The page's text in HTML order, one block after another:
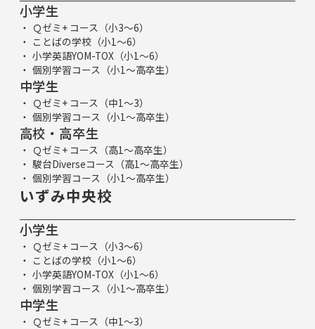
小学生
Ｑゼミ+ コース（小3～6）
ことばの学校（小1～6）
小学英語YOM-TOX（小1～6）
個別学習コース（小1～高卒生）
中学生
Ｑゼミ+ コース（中1～3）
個別学習コース（小1～高卒生）
高校・高卒生
Ｑゼミ+ コース（高1～高卒生）
駿台Diverseコース（高1～高卒生）
個別学習コース（小1～高卒生）
いずみ中央校
小学生
Ｑゼミ+ コース（小3～6）
ことばの学校（小1～6）
小学英語YOM-TOX（小1～6）
個別学習コース（小1～高卒生）
中学生
Ｑゼミ+ コース（中1～3）